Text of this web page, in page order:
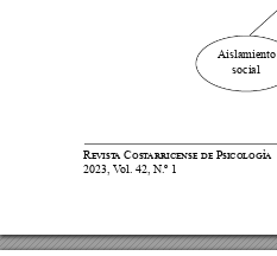


Aislamiento
social